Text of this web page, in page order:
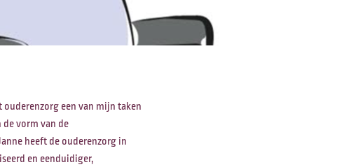
ouderenzorg een van mijn taken
vorm van de
heeft de ouderenzorg in
en eenduidiger,